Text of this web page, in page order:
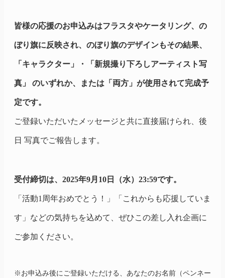
皆様の応援のお申込みはフラスタやケータリング、の
ぼり旗に反映され、のぼり旗のデザインもその結果、
「キャラクター」・「新規撮り下ろしアーティスト写
真」 のいずれか、または「両方」が使用されて完成予
定です。
ご登録いただいたメッセージと共に直接届けられ、後
日 写真でご報告します。
受付締切は、2025年9月10日（水）23:59です。
「活動1周年おめでとう！」「これからも応援していま
す」などの気持ちを込めて、ぜひこの差し入れ企画に
ご参加ください。
※お申込み後にご登録いただける、あなたのお名前（ペンネー